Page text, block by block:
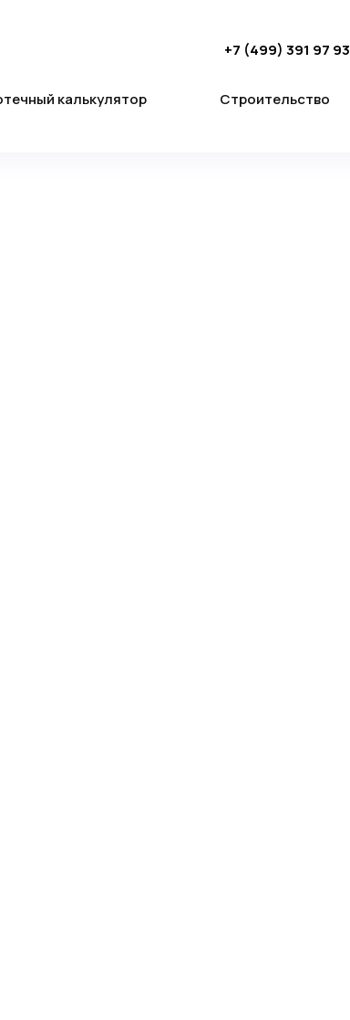
+7 (499) 391 97 93
калькулятор Строительство